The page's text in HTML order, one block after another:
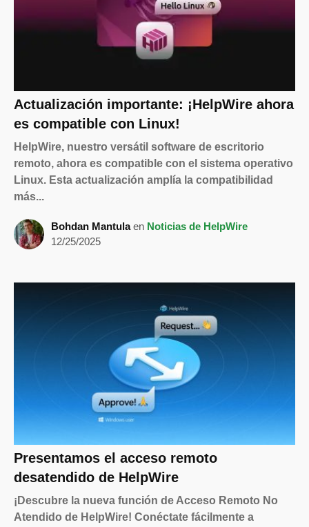
Actualización importante: ¡HelpWire ahora
es compatible con Linux!
HelpWire, nuestro versátil software de escritorio
remoto, ahora es compatible con el sistema operativo
Linux. Esta actualización amplía la compatibilidad
más...
Bohdan Mantulaen Noticias de HelpWire
12/25/2025
Presentamos el acceso remoto
desatendido de HelpWire
¡Descubre la nueva función de Acceso Remoto No
Atendido de HelpWire! Conéctate fácilmente a